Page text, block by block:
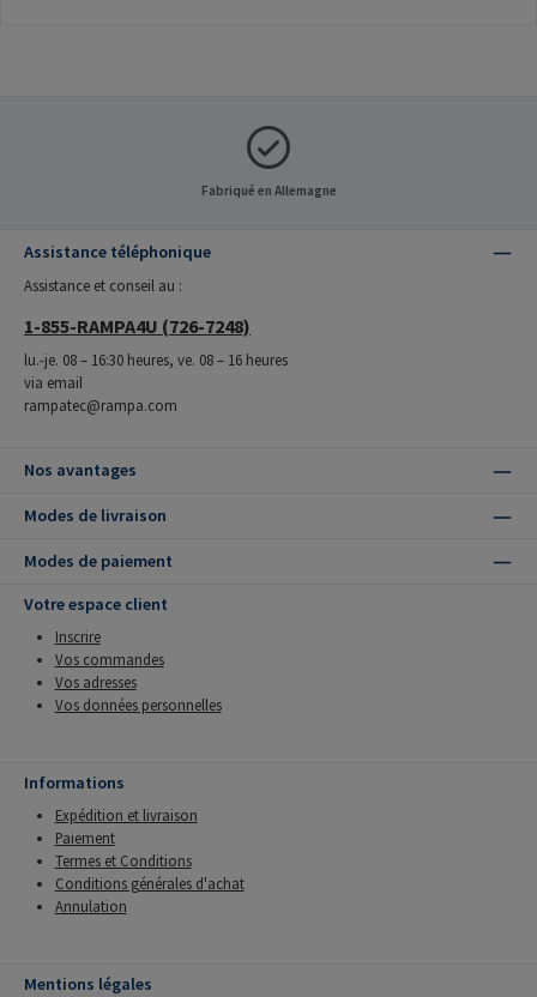
Fabriqué en Allemagne
Assistance téléphonique
Assistance et conseil au :
1-855-RAMPA4U (726-7248)
lu.-je. 08 – 16:30 heures, ve. 08 – 16 heures
via email
rampatec@rampa.com
Nos avantages
Modes de livraison
Modes de paiement
Votre espace client
Inscrire
Vos commandes
Vos adresses
Vos données personnelles
Informations
Expédition et livraison
Paiement
Termes et Conditions
Conditions générales d'achat
Annulation
Mentions légales